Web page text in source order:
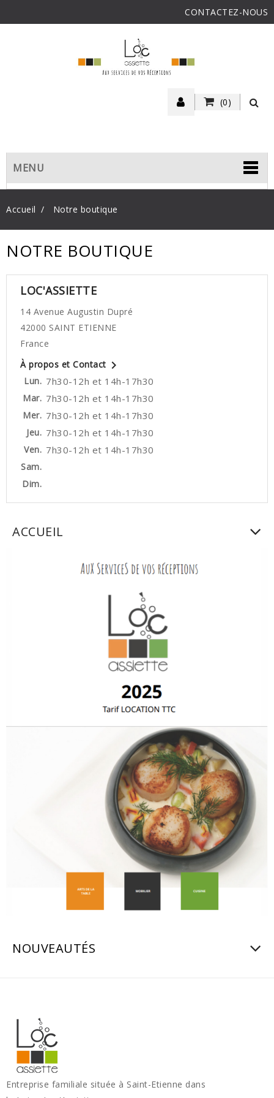
CONTACTEZ-NOUS
(0)
MENU
Accueil Notre boutique
NOTRE BOUTIQUE
LOC'ASSIETTE
14 Avenue Augustin Dupré
42000 SAINT ETIENNE
France
À propos et Contact 
Lun. 7h30-12h et 14h-17h30
Mar. 7h30-12h et 14h-17h30
Mer. 7h30-12h et 14h-17h30
Jeu. 7h30-12h et 14h-17h30
Ven. 7h30-12h et 14h-17h30
Sam.
Dim.
ACCUEIL
NOUVEAUTÉS
Entreprise familiale située à Saint-Etienne dans